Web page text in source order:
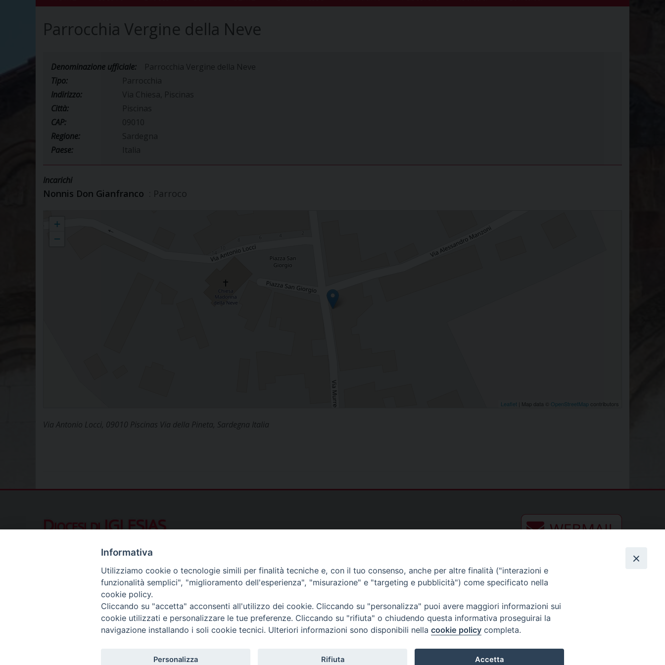
Parrocchia Vergine della Neve
Denominazione ufficiale:
Parrocchia Vergine della Neve
Tipo:
Parrocchia
Indirizzo:
Via Chiesa, Piscinas
Città:
Piscinas
CAP:
09010
Regione:
Sardegna
Paese:
Italia
Incarichi
Nonnis Don Gianfranco : Parroco
+
−
Leaflet | Map data © OpenStreetMap contributors
Via Antonio Locci, 09010 Piscinas Via della Pineta, Sardegna Italia
Diocesi di IGLESIAS
Piazza Municipio 10, 09016 Iglesias (SU)
Telefono (ore ufficio):078122411
Segreteria del Vescovo:segreteriavescovo.iglesias@gmail.com
curia_iglesias@libero.it
Cancelleria (richiesta documenti):canc.curia.iglesias@tiscali.it
Comunicazione & media (ufficio stampa):
ucs.iglesias@gmail.com
Informativa
Utilizziamo cookie o tecnologie simili per finalità tecniche e, con il tuo consenso, anche per altre finalità ("interazioni e
funzionalità semplici", "miglioramento dell'esperienza", "misurazione" e "targeting e pubblicità") come specificato nella
cookie policy.
Cliccando su "accetta" acconsenti all'utilizzo dei cookie. Cliccando su "personalizza" puoi avere maggiori informazioni sui
cookie utilizzati e personalizzare le tue preferenze. Cliccando su "rifiuta" o chiudendo questa informativa proseguirai la
navigazione installando i soli cookie tecnici. Ulteriori informazioni sono disponibili nella cookie policy completa.
Personalizza Rifiuta Accetta